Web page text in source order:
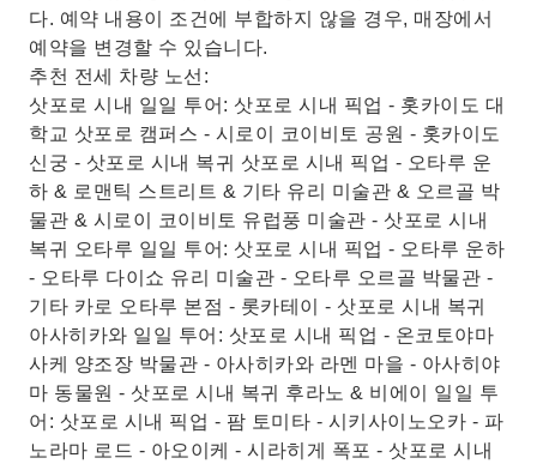
다. 예약 내용이 조건에 부합하지 않을 경우, 매장에서
예약을 변경할 수 있습니다.
추천 전세 차량 노선:
삿포로 시내 일일 투어: 삿포로 시내 픽업 - 홋카이도 대
학교 삿포로 캠퍼스 - 시로이 코이비토 공원 - 홋카이도
신궁 - 삿포로 시내 복귀 삿포로 시내 픽업 - 오타루 운
하 & 로맨틱 스트리트 & 기타 유리 미술관 & 오르골 박
물관 & 시로이 코이비토 유럽풍 미술관 - 삿포로 시내
복귀 오타루 일일 투어: 삿포로 시내 픽업 - 오타루 운하
- 오타루 다이쇼 유리 미술관 - 오타루 오르골 박물관 -
기타 카로 오타루 본점 - 롯카테이 - 삿포로 시내 복귀
아사히카와 일일 투어: 삿포로 시내 픽업 - 온코토야마
사케 양조장 박물관 - 아사히카와 라멘 마을 - 아사히야
마 동물원 - 삿포로 시내 복귀 후라노 & 비에이 일일 투
어: 삿포로 시내 픽업 - 팜 토미타 - 시키사이노오카 - 파
노라마 로드 - 아오이케 - 시라히게 폭포 - 삿포로 시내